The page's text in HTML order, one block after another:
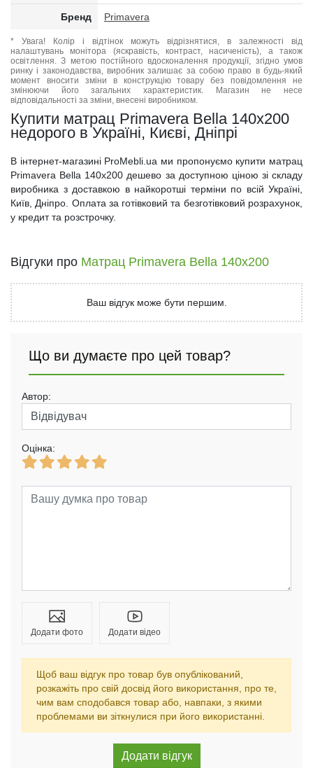
Бренд Primavera
* Увага! Колір і відтінок можуть відрізнятися, в залежності від
налаштувань монітора (яскравість, контраст, насиченість), а також
освітлення. З метою постійного вдосконалення продукції, згідно умов
ринку і законодавства, виробник залишає за собою право в будь-який
момент вносити зміни в конструкцію товару без повідомлення не
змінюючи його загальних характеристик. Магазин не несе
відповідальності за зміни, внесені виробником.
Купити матрац Primavera Bella 140x200
недорого в Україні, Києві, Дніпрі
В інтернет-магазині ProMebli.ua ми пропонуємо купити матрац
Primavera Bella 140x200 дешево за доступною ціною зі складу
виробника з доставкою в найкоротші терміни по всій Україні,
Київ, Дніпро. Оплата за готівковий та безготівковий розрахунок,
у кредит та розстрочку.
Відгуки про Матрац Primavera Bella 140x200
Ваш відгук може бути першим.
Що ви думаєте про цей товар?
Автор:
Оцінка:
Додати фото Додати відео
Щоб ваш відгук про товар був опублікований,
розкажіть про свій досвід його використання, про те,
чим вам сподобався товар або, навпаки, з якими
проблемами ви зіткнулися при його використанні.